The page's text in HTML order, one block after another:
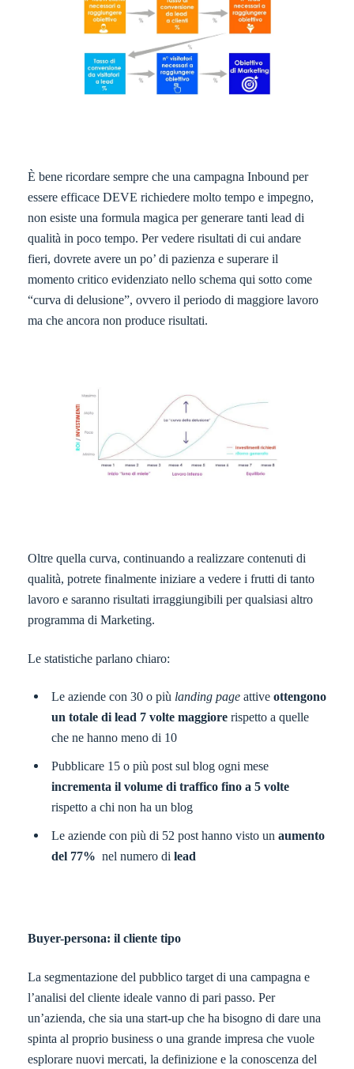
È bene ricordare sempre che una campagna Inbound per
essere efficace DEVE richiedere molto tempo e impegno,
non esiste una formula magica per generare tanti lead di
qualità in poco tempo. Per vedere risultati di cui andare
fieri, dovrete avere un po’ di pazienza e superare il
momento critico evidenziato nello schema qui sotto come
“curva di delusione”, ovvero il periodo di maggiore lavoro
ma che ancora non produce risultati.
Oltre quella curva, continuando a realizzare contenuti di
qualità, potrete finalmente iniziare a vedere i frutti di tanto
lavoro e saranno risultati irraggiungibili per qualsiasi altro
programma di Marketing.
Le statistiche parlano chiaro:
Le aziende con 30 o più landing page attive ottengono
un totale di lead 7 volte maggiore rispetto a quelle
che ne hanno meno di 10
Pubblicare 15 o più post sul blog ogni mese
incrementa il volume di traffico fino a 5 volte
rispetto a chi non ha un blog
Le aziende con più di 52 post hanno visto un aumento
del 77% nel numero di lead
Buyer-persona: il cliente tipo
La segmentazione del pubblico target di una campagna e
l’analisi del cliente ideale vanno di pari passo. Per
un’azienda, che sia una start-up che ha bisogno di dare una
spinta al proprio business o una grande impresa che vuole
esplorare nuovi mercati, la definizione e la conoscenza del